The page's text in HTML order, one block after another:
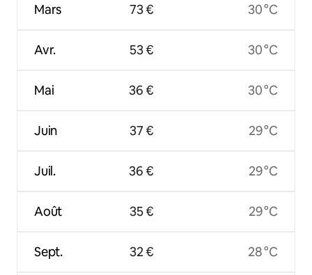
Mars
Avr.
Mai
Juin
Juil.
Août
Sept.
73 €
53 €
36 €
37 €
36 €
35 €
32 €
30 °C
30 °C
30 °C
29 °C
29 °C
29 °C
28 °C